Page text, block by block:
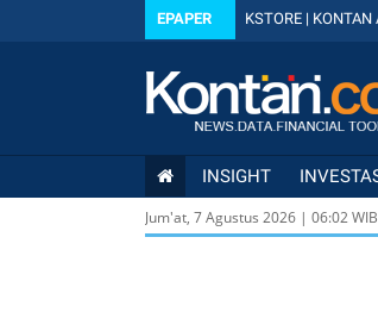
EPAPER KSTORE | KONTAN
INSIGHT
Jum'at, 7 Agustus 2026 | 06:02